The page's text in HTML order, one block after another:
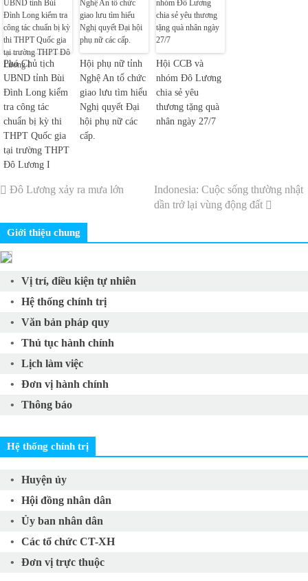
Phó Chủ tịch
UBND tỉnh Bùi
Đình Long kiểm
tra công tác
chuẩn bị kỳ thi
THPT Quốc gia
tại trường THPT
Đô Lương I
Hội phụ nữ tỉnh
Nghệ An tổ chức
giao lưu tìm hiểu
Nghị quyết Đại
hội phụ nữ các
cấp.
Hội CCB và
nhóm Đô Lương
chia sẻ yêu
thương tặng quà
nhân ngày 27/7
Đô Lương xảy ra mưa lớn
Indonesia: Cuộc sống thường nhật
dần trở lại vùng động đất
Giới thiệu chung
Vị trí, điều kiện tự nhiên
Hệ thống chính trị
Văn bản pháp quy
Thủ tục hành chính
Lịch làm việc
Đơn vị hành chính
Thông báo
Hệ thống chính trị
Huyện ủy
Hội đồng nhân dân
Ủy ban nhân dân
Các tổ chức CT-XH
Đơn vị trực thuộc